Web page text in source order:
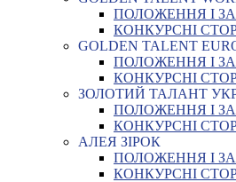
ПОЛОЖЕННЯ І
КОНКУРСНІ
GOLDEN TALENT
ПОЛОЖЕННЯ І
КОНКУРСНІ
ЗОЛОТИЙ ТАЛАНТ
ПОЛОЖЕННЯ І
КОНКУРСНІ
АЛЕЯ ЗІРОК
ПОЛОЖЕННЯ І
КОНКУРСНІ